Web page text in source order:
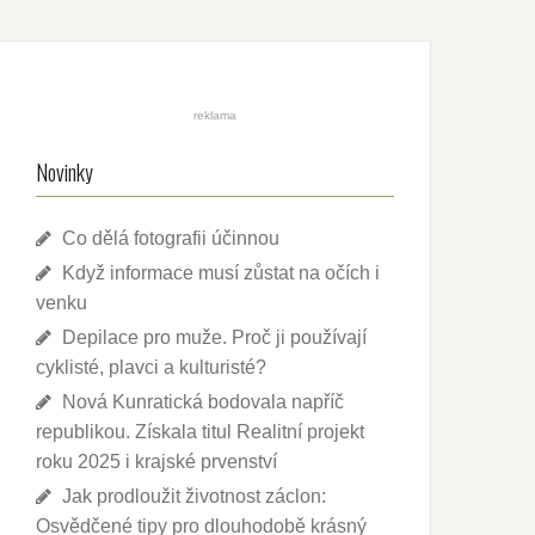
reklama
Novinky
Co dělá fotografii účinnou
Když informace musí zůstat na očích i
venku
Depilace pro muže. Proč ji používají
cyklisté, plavci a kulturisté?
Nová Kunratická bodovala napříč
republikou. Získala titul Realitní projekt
roku 2025 i krajské prvenství
Jak prodloužit životnost záclon:
Osvědčené tipy pro dlouhodobě krásný